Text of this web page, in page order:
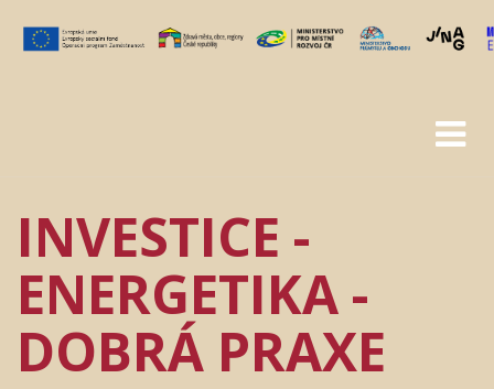
DOMŮ
O KONFERENCI
PROGRAM
INVESTICE -
ENERGETIKA -
DOBRÁ PRAXE